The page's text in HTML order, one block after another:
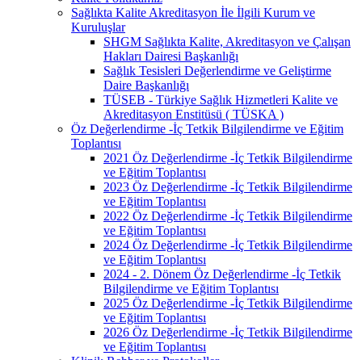
Sağlıkta Kalite Akreditasyon İle İlgili Kurum ve
Kuruluşlar
SHGM Sağlıkta Kalite, Akreditasyon ve Çalışan
Hakları Dairesi Başkanlığı
Sağlık Tesisleri Değerlendirme ve Geliştirme
Daire Başkanlığı
TÜSEB - Türkiye Sağlık Hizmetleri Kalite ve
Akreditasyon Enstitüsü ( TÜSKA )
Öz Değerlendirme -İç Tetkik Bilgilendirme ve Eğitim
Toplantısı
2021 Öz Değerlendirme -İç Tetkik Bilgilendirme
ve Eğitim Toplantısı
2023 Öz Değerlendirme -İç Tetkik Bilgilendirme
ve Eğitim Toplantısı
2022 Öz Değerlendirme -İç Tetkik Bilgilendirme
ve Eğitim Toplantısı
2024 Öz Değerlendirme -İç Tetkik Bilgilendirme
ve Eğitim Toplantısı
2024 - 2. Dönem Öz Değerlendirme -İç Tetkik
Bilgilendirme ve Eğitim Toplantısı
2025 Öz Değerlendirme -İç Tetkik Bilgilendirme
ve Eğitim Toplantısı
2026 Öz Değerlendirme -İç Tetkik Bilgilendirme
ve Eğitim Toplantısı